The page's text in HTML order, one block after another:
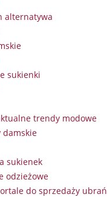
alternatywa
sukienki
trendy modowe
sukienek
odzieżowe
do sprzedaży ubrań